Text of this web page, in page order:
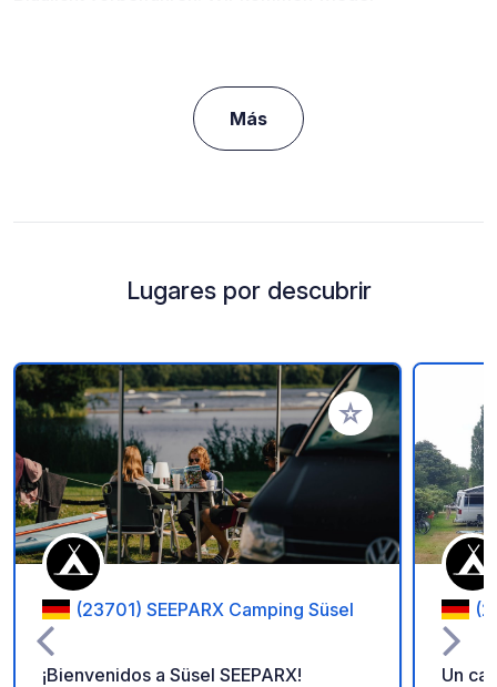
Más
Lugares por descubrir
Añadir a tus
(23701) SEEPARX Camping Süsel
¡Bienvenidos a Süsel SEEPARX!
Un